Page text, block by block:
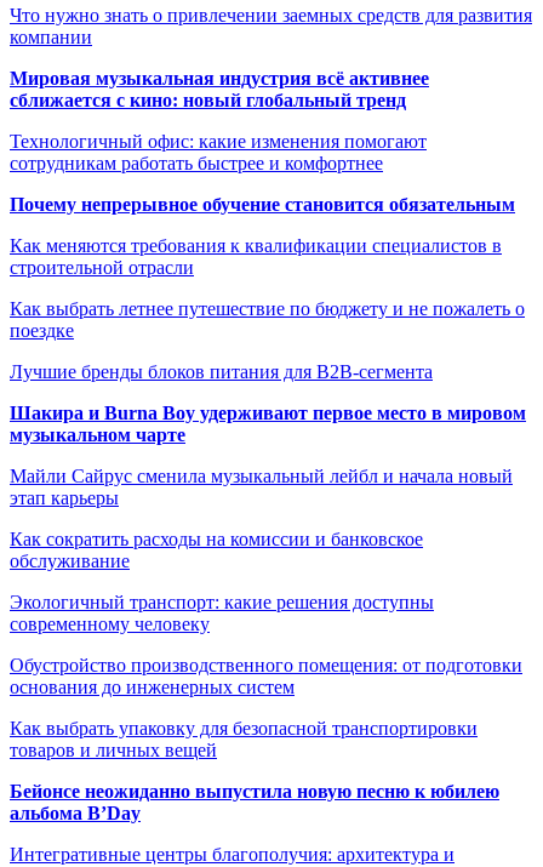
Что нужно знать о привлечении заемных средств для развития
компании
Мировая музыкальная индустрия всё активнее
сближается с кино: новый глобальный тренд
Технологичный офис: какие изменения помогают
сотрудникам работать быстрее и комфортнее
Почему непрерывное обучение становится обязательным
Как меняются требования к квалификации специалистов в
строительной отрасли
Как выбрать летнее путешествие по бюджету и не пожалеть о
поездке
Лучшие бренды блоков питания для B2B-сегмента
Шакира и Burna Boy удерживают первое место в мировом
музыкальном чарте
Майли Сайрус сменила музыкальный лейбл и начала новый
этап карьеры
Как сократить расходы на комиссии и банковское
обслуживание
Экологичный транспорт: какие решения доступны
современному человеку
Обустройство производственного помещения: от подготовки
основания до инженерных систем
Как выбрать упаковку для безопасной транспортировки
товаров и личных вещей
Бейонсе неожиданно выпустила новую песню к юбилею
альбома B’Day
Интегративные центры благополучия: архитектура и